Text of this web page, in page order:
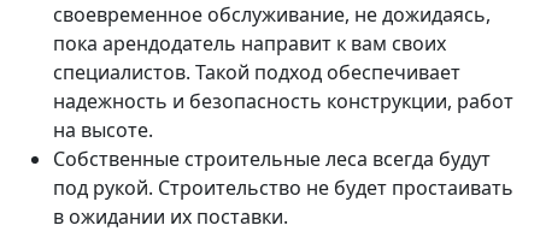
своевременное обслуживание, не дожидаясь,
пока арендодатель направит к вам своих
специалистов. Такой подход обеспечивает
надежность и безопасность конструкции, работ
на высоте.
Собственные строительные леса всегда будут
под рукой. Строительство не будет простаивать
в ожидании их поставки.